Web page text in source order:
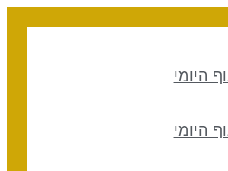
היומי
היומי